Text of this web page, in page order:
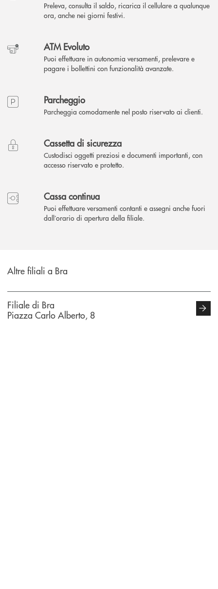
Preleva, consulta il saldo, ricarica il cellulare a qualunque
ora, anche nei giorni festivi.
ATM Evoluto
Puoi effettuare in autonomia versamenti, prelevare e
pagare i bollettini con funzionalità avanzate.
Parcheggio
Parcheggia comodamente nel posto riservato ai clienti.
Cassetta di sicurezza
Custodisci oggetti preziosi e documenti importanti, con
accesso riservato e protetto.
Cassa continua
Puoi effettuare versamenti contanti e assegni anche fuori
dall’orario di apertura della filiale.
Altre filiali a Bra
Filiale di Bra
Piazza Carlo Alberto, 8